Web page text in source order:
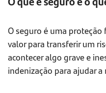
O seguro é uma proteção
valor para transferir um
acontecer algo grave e
indenização para ajudar